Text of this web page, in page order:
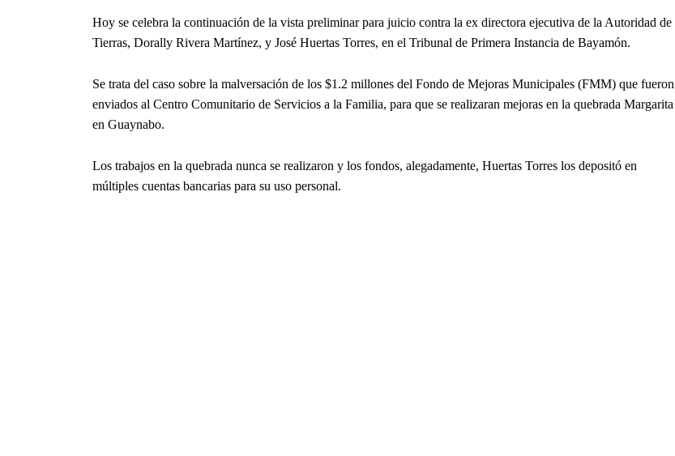
Hoy se celebra la continuación de la vista preliminar para juicio contra la ex directora ejecutiva de la Autoridad de
Tierras, Dorally Rivera Martínez, y José Huertas Torres, en el Tribunal de Primera Instancia de Bayamón.
Se trata del caso sobre la malversación de los $1.2 millones del Fondo de Mejoras Municipales (FMM) que fueron
enviados al Centro Comunitario de Servicios a la Familia, para que se realizaran mejoras en la quebrada Margarita
en Guaynabo.
Los trabajos en la quebrada nunca se realizaron y los fondos, alegadamente, Huertas Torres los depositó en
múltiples cuentas bancarias para su uso personal.